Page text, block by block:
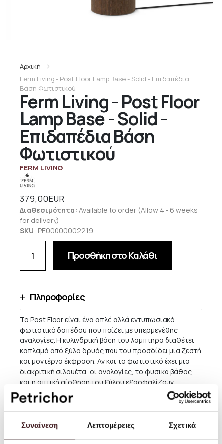
Συναίνεση Λεπτομέρειες Σχετικά
Ferm Living - Post Floor
Lamp Base - Solid -
Επιδαπέδια Βάση
Φωτιστικού
FERM LIVING
Αρχική
Ferm Living - Post Floor Lamp Base - Solid - Επιδαπέδια
Βάση Φωτιστικού
Διαθεσιμότητα: Available to order (Allow 4 - 6 weeks
for delivery)
SKU PE00000002219
379,00EUR
Προσθήκη στο Καλάθι
Πληροφορίες
Το Post Floor είναι ένα απλό αλλά εντυπωσιακό
φωτιστικό δαπέδου που παίζει με υπερμεγέθης
αναλογίες. Η κυλινδρική βάση του λαμπτήρα διαθέτει
καπλαμά από ξύλο δρυός που του προσδίδει μια ζεστή
και μοντέρνα έκφραση. Αν και το φωτιστικό έχει μια
διακριτική σιλουέτα, οι αναλογίες, το φυσικό βάθος
και η απτική αίσθηση του ξύλου εξασφαλίζουν
ξεχωριστό στυλ.
Ταιριάζει με το καπέλο φωτιστικού Eclipse.
Μέγεθος: Ø: 18 x Υ: 70 εκ